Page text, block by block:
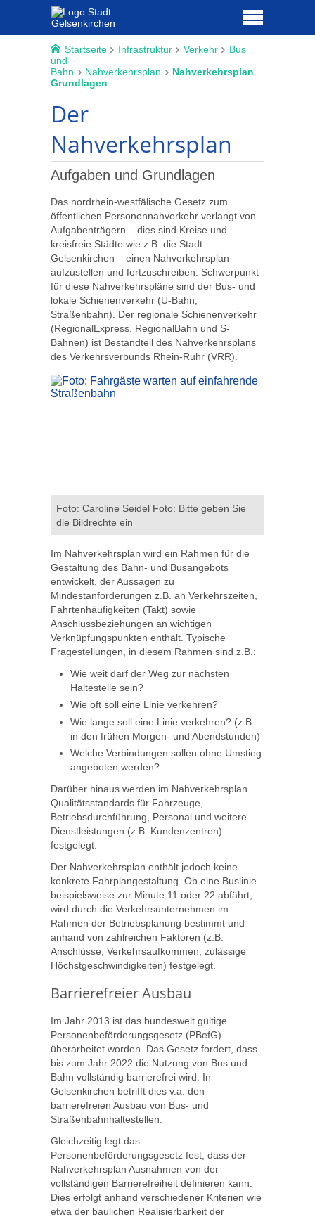
Startseite Infrastruktur Verkehr
Bus
und
Bahn
Nahverkehrsplan
Nahverkehrsplan
Grundlagen
Der
Nahverkehrsplan
Aufgaben und Grundlagen
Das nordrhein-westfälische Gesetz zum
öffentlichen Personennahverkehr verlangt von
Aufgabenträgern – dies sind Kreise und
kreisfreie Städte wie z.B. die Stadt
Gelsenkirchen – einen Nahverkehrsplan
aufzustellen und fortzuschreiben. Schwerpunkt
für diese Nahverkehrspläne sind der Bus- und
lokale Schienenverkehr (U-Bahn,
Straßenbahn). Der regionale Schienenverkehr
(RegionalExpress, RegionalBahn und S-
Bahnen) ist Bestandteil des Nahverkehrsplans
des Verkehrsverbunds Rhein-Ruhr (VRR).
Foto: Caroline Seidel Foto: Bitte geben Sie
die Bildrechte ein
Im Nahverkehrsplan wird ein Rahmen für die
Gestaltung des Bahn- und Busangebots
entwickelt, der Aussagen zu
Mindestanforderungen z.B. an Verkehrszeiten,
Fahrtenhäufigkeiten (Takt) sowie
Anschlussbeziehungen an wichtigen
Verknüpfungspunkten enthält. Typische
Fragestellungen, in diesem Rahmen sind z.B.:
Wie weit darf der Weg zur nächsten
Haltestelle sein?
Wie oft soll eine Linie verkehren?
Wie lange soll eine Linie verkehren? (z.B.
in den frühen Morgen- und Abendstunden)
Welche Verbindungen sollen ohne Umstieg
angeboten werden?
Darüber hinaus werden im Nahverkehrsplan
Qualitätsstandards für Fahrzeuge,
Betriebsdurchführung, Personal und weitere
Dienstleistungen (z.B. Kundenzentren)
festgelegt.
Der Nahverkehrsplan enthält jedoch keine
konkrete Fahrplangestaltung. Ob eine Buslinie
beispielsweise zur Minute 11 oder 22 abfährt,
wird durch die Verkehrsunternehmen im
Rahmen der Betriebsplanung bestimmt und
anhand von zahlreichen Faktoren (z.B.
Anschlüsse, Verkehrsaufkommen, zulässige
Höchstgeschwindigkeiten) festgelegt.
Barrierefreier Ausbau
Im Jahr 2013 ist das bundesweit gültige
Personenbeförderungsgesetz (PBefG)
überarbeitet worden. Das Gesetz fordert, dass
bis zum Jahr 2022 die Nutzung von Bus und
Bahn vollständig barrierefrei wird. In
Gelsenkirchen betrifft dies v.a. den
barrierefreien Ausbau von Bus- und
Straßenbahnhaltestellen.
Gleichzeitig legt das
Personenbeförderungsgesetz fest, dass der
Nahverkehrsplan Ausnahmen von der
vollständigen Barrierefreiheit definieren kann.
Dies erfolgt anhand verschiedener Kriterien wie
etwa der baulichen Realisierbarkeit der